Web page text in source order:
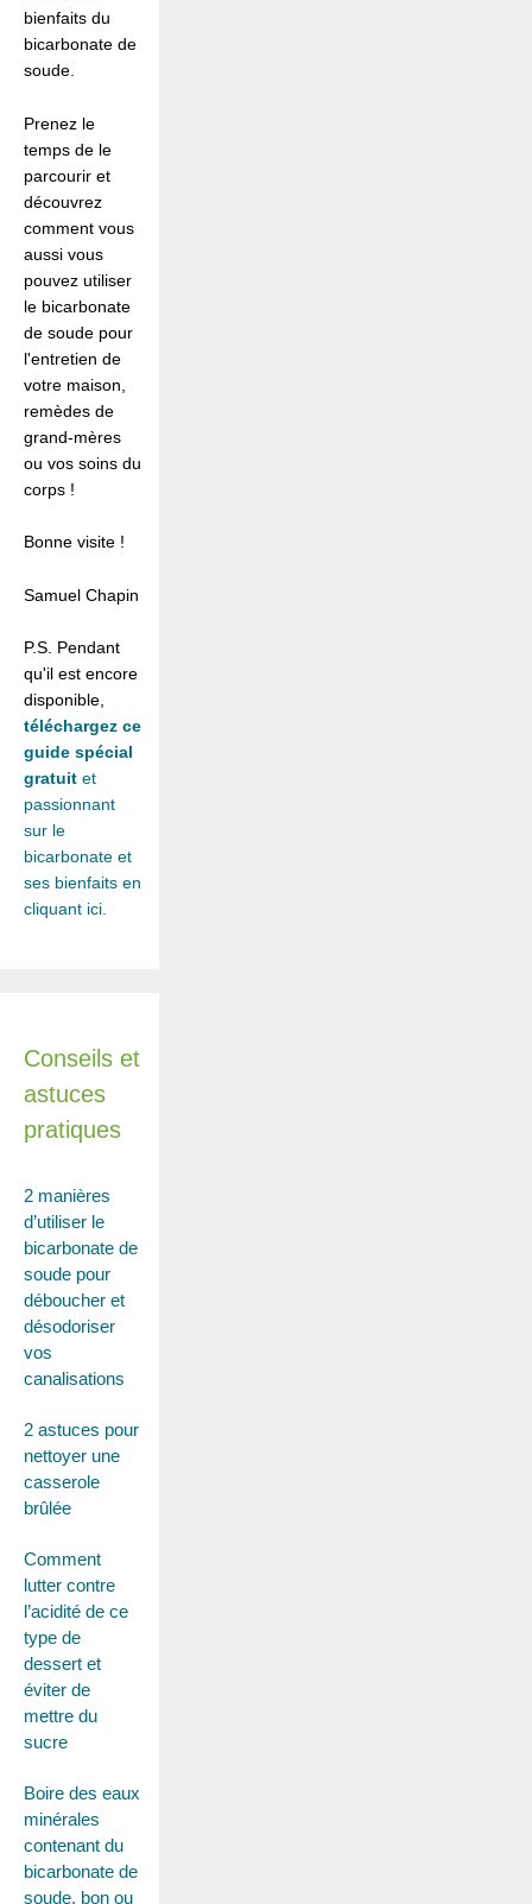
bienfaits du
bicarbonate de
soude.
Prenez le
temps de le
parcourir et
découvrez
comment vous
aussi vous
pouvez utiliser
le bicarbonate
de soude pour
l'entretien de
votre maison,
remèdes de
grand-mères
ou vos soins du
corps !
Bonne visite !
Samuel Chapin
P.S. Pendant
qu'il est encore
disponible,
téléchargez ce
guide spécial
gratuit et
passionnant
sur le
bicarbonate et
ses bienfaits en
cliquant ici.
Conseils et
astuces
pratiques
2 manières
d’utiliser le
bicarbonate de
soude pour
déboucher et
désodoriser
vos
canalisations
2 astuces pour
nettoyer une
casserole
brûlée
Comment
lutter contre
l’acidité de ce
type de
dessert et
éviter de
mettre du
sucre
Boire des eaux
minérales
contenant du
bicarbonate de
soude, bon ou